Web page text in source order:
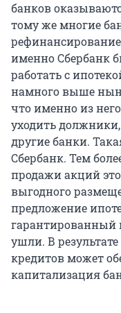
банков
тому же многие
именно Сбербанк
работать с
намного выше
что именно из
уходить
другие банки.
Сбербанк. Тем
продажи акций
выгодного
предложение
гарантированный
ушли. В
кредитов может
капитализация